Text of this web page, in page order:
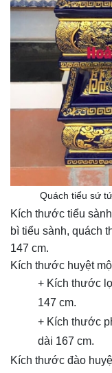
Quách tiểu sứ
Kích thước tiểu
bì tiểu sành, quách
147 cm.
Kích thước huyệt
+ Kích thước
147 cm.
+ Kích thước
dài 167 cm.
Kích thước đào